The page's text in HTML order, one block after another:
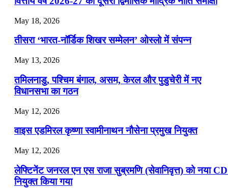
July 22, 2026
📝 डेली करेंट अफेयर्स: 19-21 जुलाई 2026
July 19, 2026
📝 डेली करेंट अफेयर्स: 16-18 जुलाई 2026
May 18, 2026
तीसरा ‘भारत-नॉर्डिक शिखर सम्मेलन’ ओस्लो में संपन्न
May 13, 2026
तमिलनाडु, पश्चिम बंगाल, असम, केरल और पुडुचेरी में नए
विधानसभा का गठन
May 12, 2026
वाइस एडमिरल कृष्णा स्वामीनाथन नौसेना प्रमुख नियुक्त
May 12, 2026
लेफ्टिनेंट जनरल एन एस राजा सुब्रमणि (सेवानिवृत्त) को नया
नियुक्त किया गया